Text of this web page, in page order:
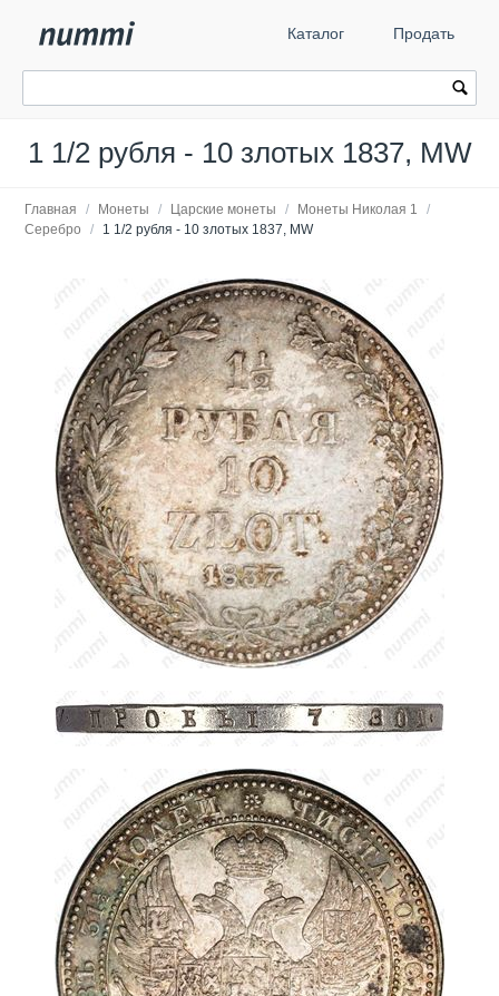
Каталог Продать
1 1/2 рубля - 10 злотых 1837, MW
Главная / Монеты / Царские монеты / Монеты Николая 1
/
Серебро
/ 1 1/2 рубля - 10 злотых 1837, MW